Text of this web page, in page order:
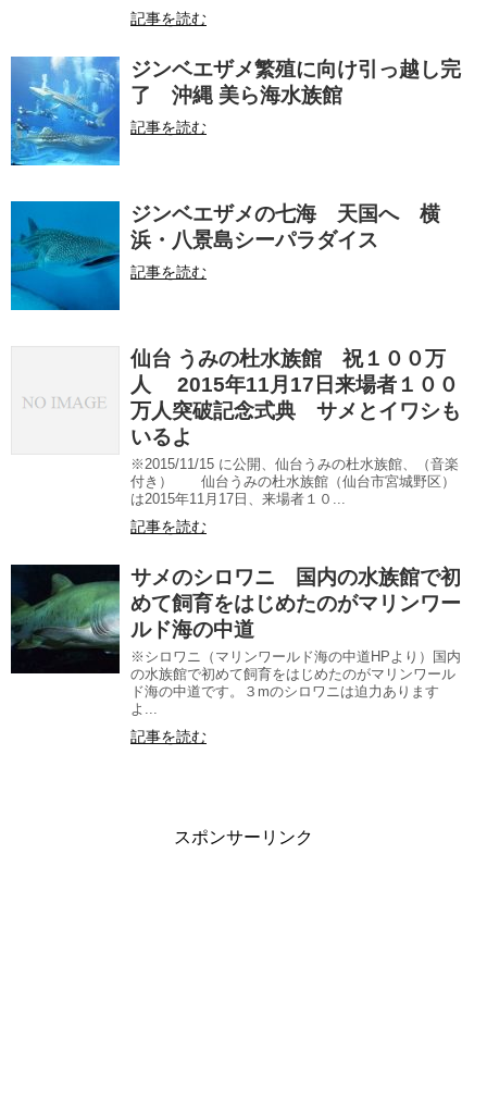
記事を読む
ジンベエザメ繁殖に向け引っ越し完
了 沖縄 美ら海水族館
記事を読む
ジンベエザメの七海 天国へ 横
浜・八景島シーパラダイス
記事を読む
仙台 うみの杜水族館 祝１００万
人 2015年11月17日来場者１００
万人突破記念式典 サメとイワシも
いるよ
※2015/11/15 に公開、仙台うみの杜水族館、（音楽
付き） 仙台うみの杜水族館（仙台市宮城野区）
は2015年11月17日、来場者１０...
記事を読む
サメのシロワニ 国内の水族館で初
めて飼育をはじめたのがマリンワー
ルド海の中道
※シロワニ（マリンワールド海の中道HPより）国内
の水族館で初めて飼育をはじめたのがマリンワール
ド海の中道です。３mのシロワニは迫力あります
よ...
記事を読む
スポンサーリンク